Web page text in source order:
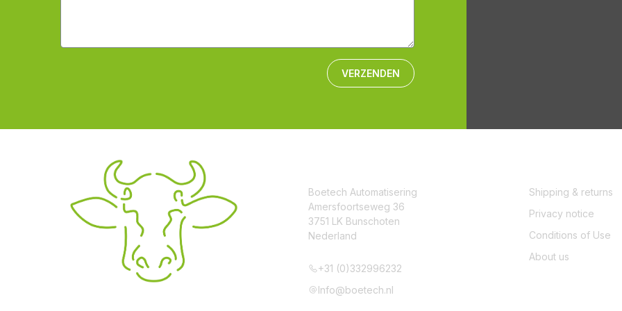
VERZENDEN
Boetech Automatisering
Amersfoortseweg 36
3751 LK Bunschoten
Nederland
+31 (0)332996232
Info@boetech.nl
Shipping & returns
Privacy notice
Conditions of Use
About us